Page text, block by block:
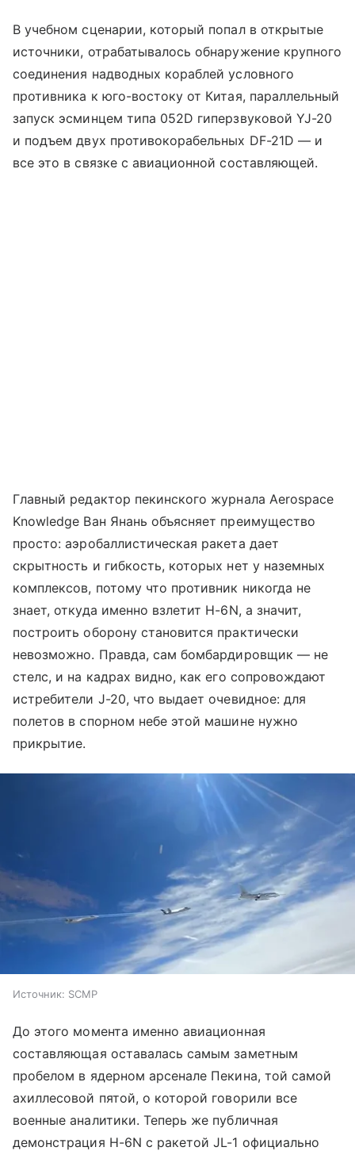
В учебном сценарии, который попал в открытые
источники, отрабатывалось обнаружение крупного
соединения надводных кораблей условного
противника к юго-востоку от Китая, параллельный
запуск эсминцем типа 052D гиперзвуковой YJ-20
и подъем двух противокорабельных DF-21D — и
все это в связке с авиационной составляющей.
Главный редактор пекинского журнала Aerospace
Knowledge Ван Янань объясняет преимущество
просто: аэробаллистическая ракета дает
скрытность и гибкость, которых нет у наземных
комплексов, потому что противник никогда не
знает, откуда именно взлетит H-6N, а значит,
построить оборону становится практически
невозможно. Правда, сам бомбардировщик — не
стелс, и на кадрах видно, как его сопровождают
истребители J-20, что выдает очевидное: для
полетов в спорном небе этой машине нужно
прикрытие.
Источник: SCMP
До этого момента именно авиационная
составляющая оставалась самым заметным
пробелом в ядерном арсенале Пекина, той самой
ахиллесовой пятой, о которой говорили все
военные аналитики. Теперь же публичная
демонстрация H-6N с ракетой JL-1 официально